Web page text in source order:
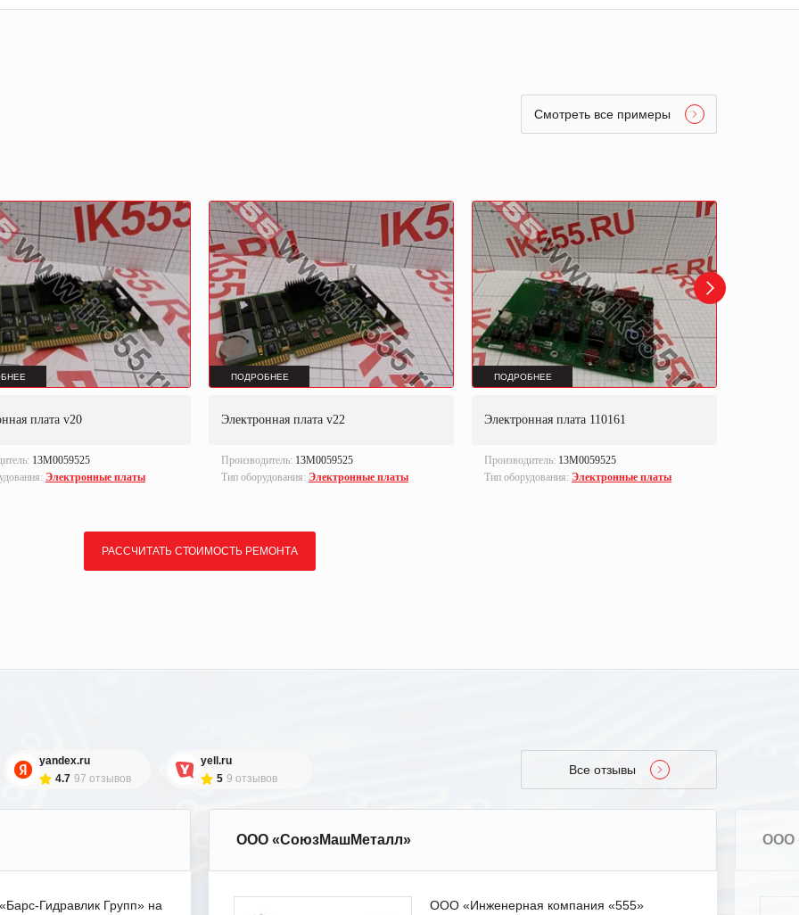
Смотреть все примеры
плата v20
13M0059525
Электронные платы
ПОДРОБНЕЕ
Электронная плата v22
Производитель: 13M0059525
Тип оборудования: Электронные платы
ПОДРОБНЕЕ
Электронная плата 110161
Производитель: 13M0059525
Тип оборудования: Электронные платы
РАССЧИТАТЬ СТОИМОСТЬ РЕМОНТА
yandex.ru
4.7 97 отзывов
yell.ru
5 9 отзывов
Все отзывы
Гидравлик Групп» на
ООО «СоюзМашМеталл»
ООО «Инженерная компания «555»
ООО